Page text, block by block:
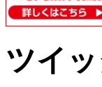
ツイ